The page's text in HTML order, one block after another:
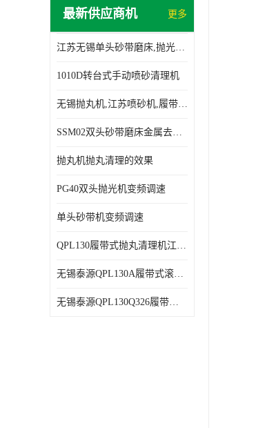
抛丸机配件,抛丸机钢丸
最新供应商机 更多
江苏无锡单头砂带磨床,抛光机,砂带打磨机,机电设备
1010D转台式手动喷砂清理机
无锡抛丸机,江苏喷砂机,履带式强化清理设备厂家
SSM02双头砂带磨床金属去毛刺抛光打磨设备
抛丸机抛丸清理的效果
PG40双头抛光机变频调速
单头砂带机变频调速
QPL130履带式抛丸清理机江苏无锡喷砂喷丸除锈去应力设备
无锡泰源QPL130A履带式滚筒抛丸清理机
无锡泰源QPL130Q326履带式滚筒抛丸清理强化机_山东抛丸机